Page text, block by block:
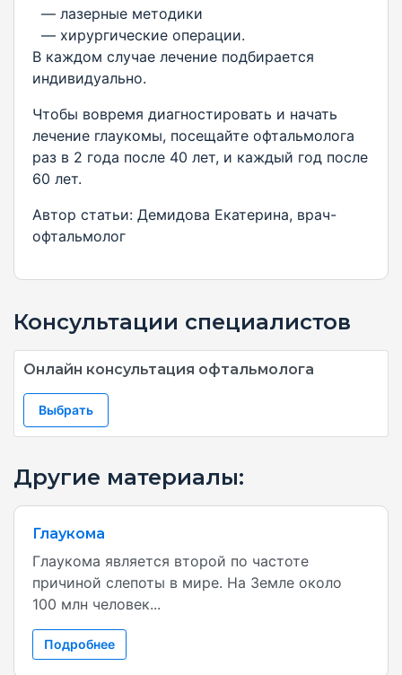
— лазерные методики
— хирургические операции.
В каждом случае лечение подбирается
индивидуально.
Чтобы вовремя диагностировать и начать
лечение глаукомы, посещайте офтальмолога
раз в 2 года после 40 лет, и каждый год после
60 лет.
Автор статьи: Демидова Екатерина, врач-
офтальмолог
Консультации специалистов
Онлайн консультация офтальмолога
Выбрать
Другие материалы:
Глаукома
Глаукома является второй по частоте
причиной слепоты в мире. На Земле около
100 млн человек...
Подробнее